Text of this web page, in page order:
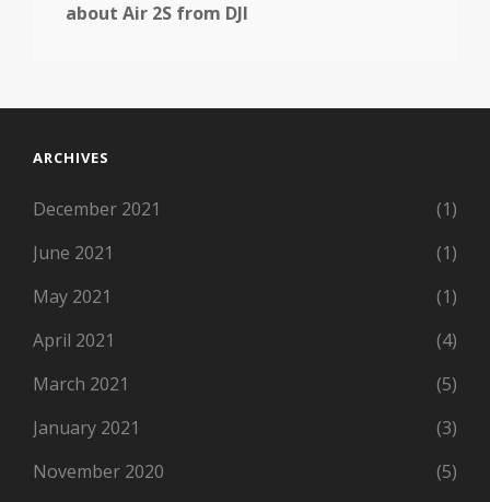
about Air 2S from DJI
ARCHIVES
December 2021
(1)
June 2021
(1)
May 2021
(1)
April 2021
(4)
March 2021
(5)
January 2021
(3)
November 2020
(5)